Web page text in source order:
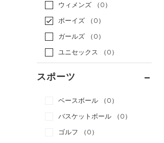
ウィメンズ
（0）
ボーイズ
（0）
ガールズ
（0）
ユニセックス
（0）
スポーツ
ベースボール
（0）
バスケットボール
（0）
ゴルフ
（0）